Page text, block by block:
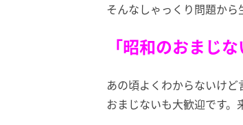
そんなしゃっくり問題か
「昭和のおまじな
あの頃よくわからないけ
おまじないも大歓迎です